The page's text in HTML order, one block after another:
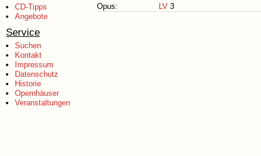
CD-Tipps
Angebote
Service
Suchen
Kontakt
Impressum
Datenschutz
Historie
Opernhäuser
Veranstaltungen
Opus:
LV 3